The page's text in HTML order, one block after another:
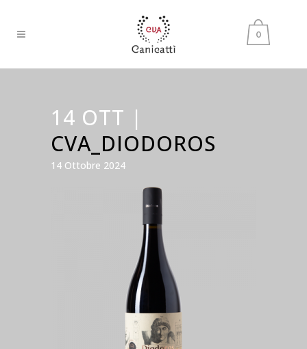
0
14 OTT |
CVA_DIODOROS
14 Ottobre 2024